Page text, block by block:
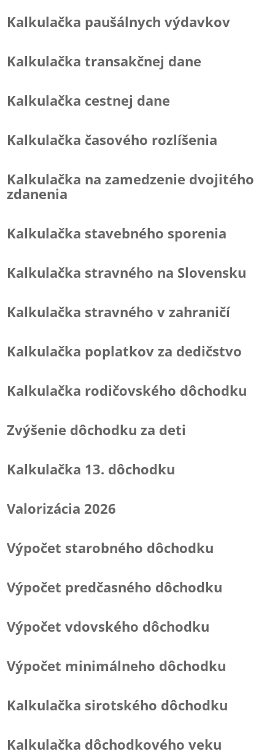
Kalkulačka paušálnych výdavkov
Kalkulačka transakčnej dane
Kalkulačka cestnej dane
Kalkulačka časového rozlíšenia
Kalkulačka na zamedzenie dvojitého
zdanenia
Kalkulačka stavebného sporenia
Kalkulačka stravného na Slovensku
Kalkulačka stravného v zahraničí
Kalkulačka poplatkov za dedičstvo
Kalkulačka rodičovského dôchodku
Zvýšenie dôchodku za deti
Kalkulačka 13. dôchodku
Valorizácia 2026
Výpočet starobného dôchodku
Výpočet predčasného dôchodku
Výpočet vdovského dôchodku
Výpočet minimálneho dôchodku
Kalkulačka sirotského dôchodku
Kalkulačka dôchodkového veku